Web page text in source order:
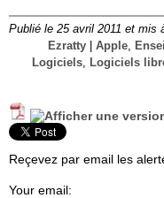
Publié le 25 avril 2011 et mis
Ezratty
Apple
Logiciels
Logiciels
Reçevez par email les
Your email: